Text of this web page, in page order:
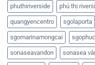
phuthiriverside phú thị
quangyencentro sgolaporta
sgomarinamongcai
sonaseavandon sonasea